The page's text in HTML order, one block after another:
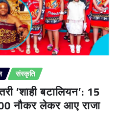
संस्कृति
‘शाही बटालियन’: 15
नौकर लेकर आए राजा